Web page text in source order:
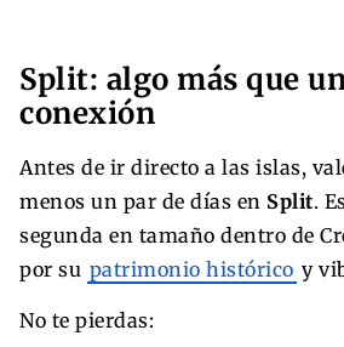
Split: algo más que
conexión
Antes de ir directo a las islas,
menos un par de días en Split.
segunda en tamaño dentro de
por su patrimonio histórico y
No te pierdas: